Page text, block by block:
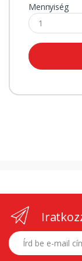
Mennyiség
E-mail címed